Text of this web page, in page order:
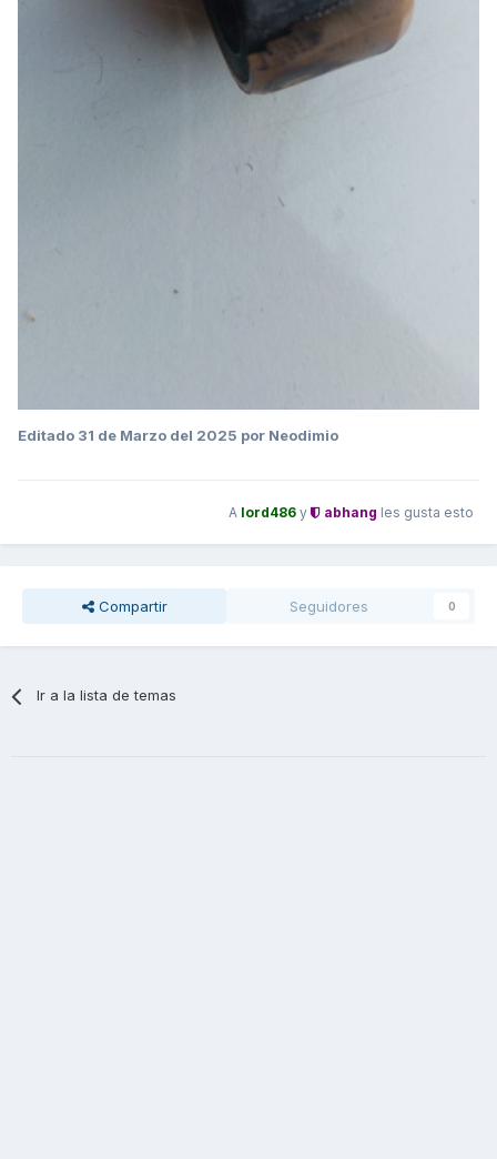
Editado 31 de Marzo del 2025 por Neodimio
A lord486 y abhang les gusta esto
Compartir Seguidores 0
Ir a la lista de temas